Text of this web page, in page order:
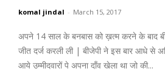
komal jindal - March 15, 2017
अपने 14 साल के बनबास को ख़त्म करने के बाद
जीत दर्ज करली ली | बीजेपी ने इस बार आधे से
आये उम्मीदवारों पे अपना दाँव खेला था जो की...